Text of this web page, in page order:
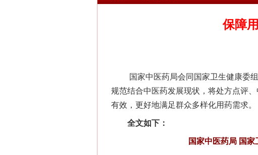
保障
国家中医药局会同国家卫生健康委组
规范结合中医药发展现状，将处方点评
有效，更好地满足群众多样化用药需求。
全文如下：
国家中医药局 国